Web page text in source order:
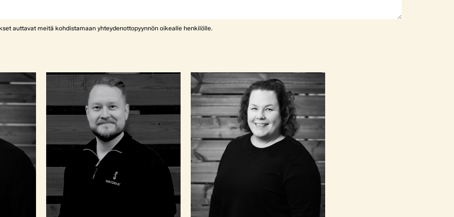
auttavat meitä kohdistamaan yhteydenottopyynnön oikealle henkilölle.